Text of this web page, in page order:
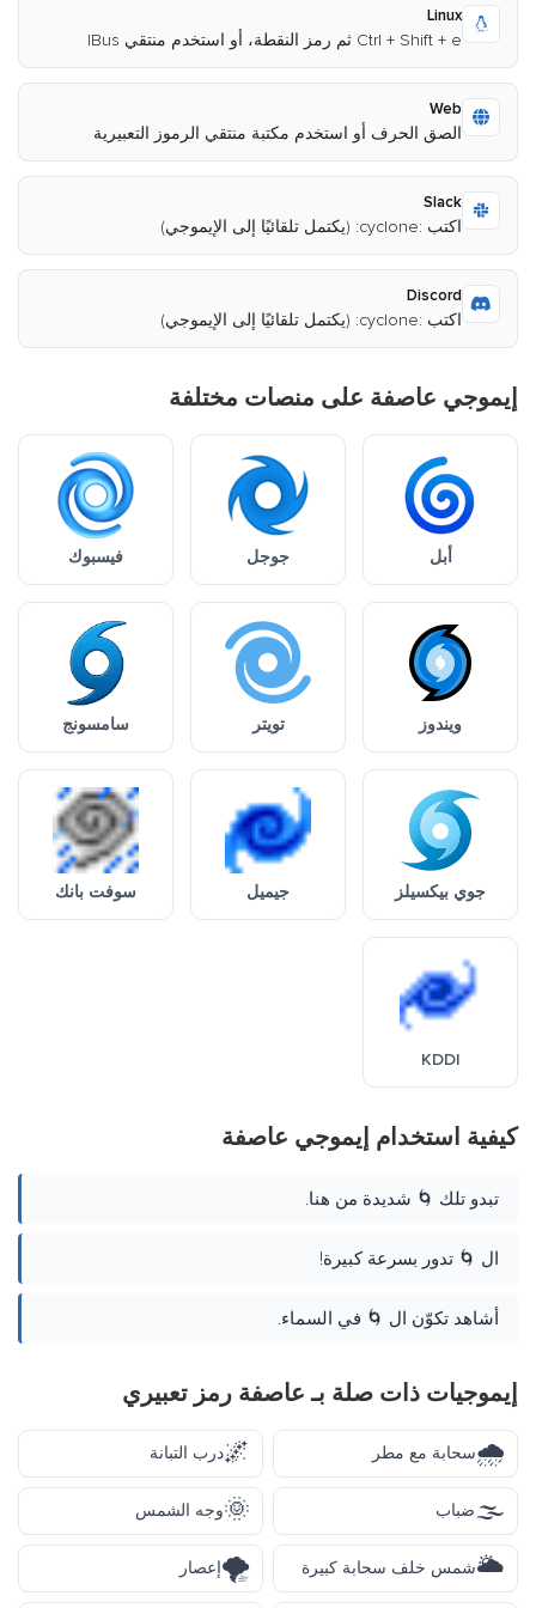
Linux
Ctrl + Shift + e ثم رمز النقطة، أو استخدم منتقي IBus
Web
الصق الحرف أو استخدم مكتبة منتقي الرموز التعبيرية
Slack
اكتب :cyclone: (يكتمل تلقائيًا إلى الإيموجي)
Discord
اكتب :cyclone: (يكتمل تلقائيًا إلى الإيموجي)
إيموجي عاصفة على منصات مختلفة
أبل جوجل فيسبوك
ويندوز تويتر سامسونج
جوي بيكسيلز جيميل سوفت بانك
KDDI
كيفية استخدام إيموجي عاصفة
تبدو تلك 🌀 شديدة من هنا.
ال 🌀 تدور بسرعة كبيرة!
أشاهد تكوّن ال 🌀 في السماء.
إيموجيات ذات صلة بـ عاصفة رمز تعبيري
🌧️سحابة مع مطر 🌌درب التبانة
🌫️ضباب 🌞وجه الشمس
🌥️شمس خلف سحابة كبيرة 🌪️إعصار